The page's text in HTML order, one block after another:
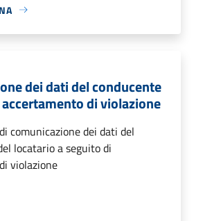
dei dati del conducente
di violazione
comunicazione dei dati del
locatario a seguito di
violazione